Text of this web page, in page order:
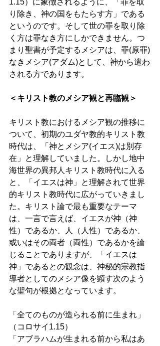
1.15）に象徴されるように、「罪を取
り除き、神の国をもたらす方」である
というのです。そして世の罪を取り除
く方は罪なき方にしかできません。つ
まり聖書が予定するメシアは、罪(原罪)
なきメシア(アダム)として、神から遣わ
される方であります。
＜キリスト教のメシア観と再臨観＞
キリスト教におけるメシア観の推移に
ついて、初期のユダヤ教的キリスト教
時代は、「神とメシア(イエス)は別存
在」と理解していました。しかし地中
海世界の異邦人キリスト教時代に入る
と、「イエスは神」と理解されて世界
的キリスト教時代に広がっていきまし
た。キリスト論で最も重要なテーマ
は、一言で言えば、イエスが神（神
性）であるか、人（人性）であるか、
或いはその両者（両性）であるかを論
じることでありますが、「イエスは
神」であるとの観念は、神秘的宗教指
導者としてのメシア像を顕す次のよう
な聖句が根拠となっています。
「全てのものが造られる前に生まれ」
（コロサイ1.15）
「アブラハムが生まれる前から私はあ